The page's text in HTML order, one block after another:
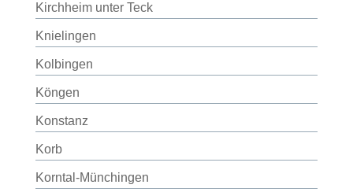
Kirchheim unter Teck
Knielingen
Kolbingen
Köngen
Konstanz
Korb
Korntal-Münchingen